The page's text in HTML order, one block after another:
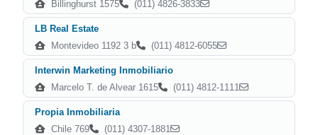
Billinghurst 1575
(011) 4826-3833
LB Real Estate
Montevideo 1192 3 b
(011) 4812-6055
Interwin Marketing Inmobiliario
Marcelo T. de Alvear 1615
(011) 4812-1111
Propia Inmobiliaria
Chile 769
(011) 4307-1881